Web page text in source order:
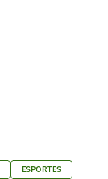
ESPORTES